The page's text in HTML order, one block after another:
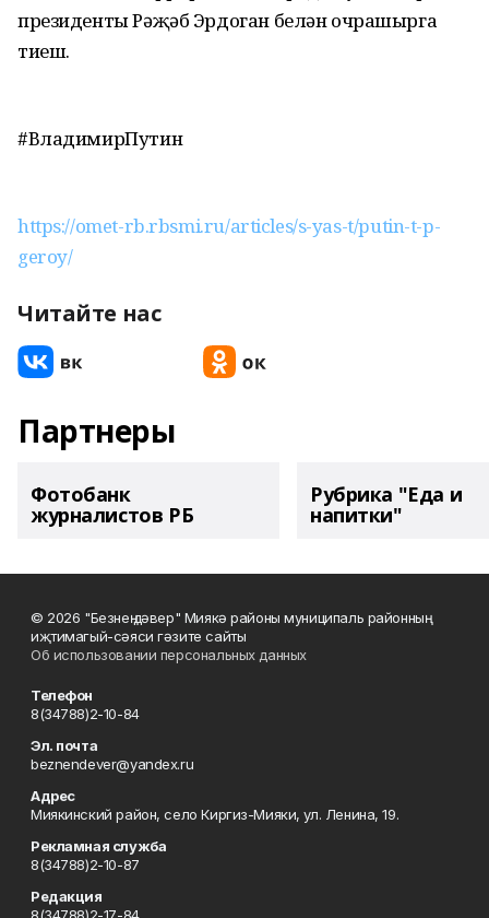
президенты Рәҗәб Эрдоган белән очрашырга
тиеш.
#ВладимирПутин
https://omet-rb.rbsmi.ru/articles/s-yas-t/putin-t-p-
geroy/
Читайте нас
Партнеры
Фотобанк
журналистов РБ
Рубрика "Еда и
напитки"
© 2026 "Безнең дәвер" Миякә районы муниципаль районның
иҗтимагый-сәяси гәзите сайты
Об использовании персональных данных
Телефон
8(34788)2-10-84
Эл. почта
beznendever@yandex.ru
Адрес
Миякинский район, село Киргиз-Мияки, ул. Ленина, 19.
Рекламная служба
8(34788)2-10-87
Редакция